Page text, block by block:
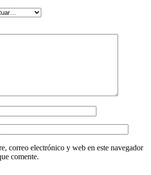
correo electrónico y web en este navegador
comente.